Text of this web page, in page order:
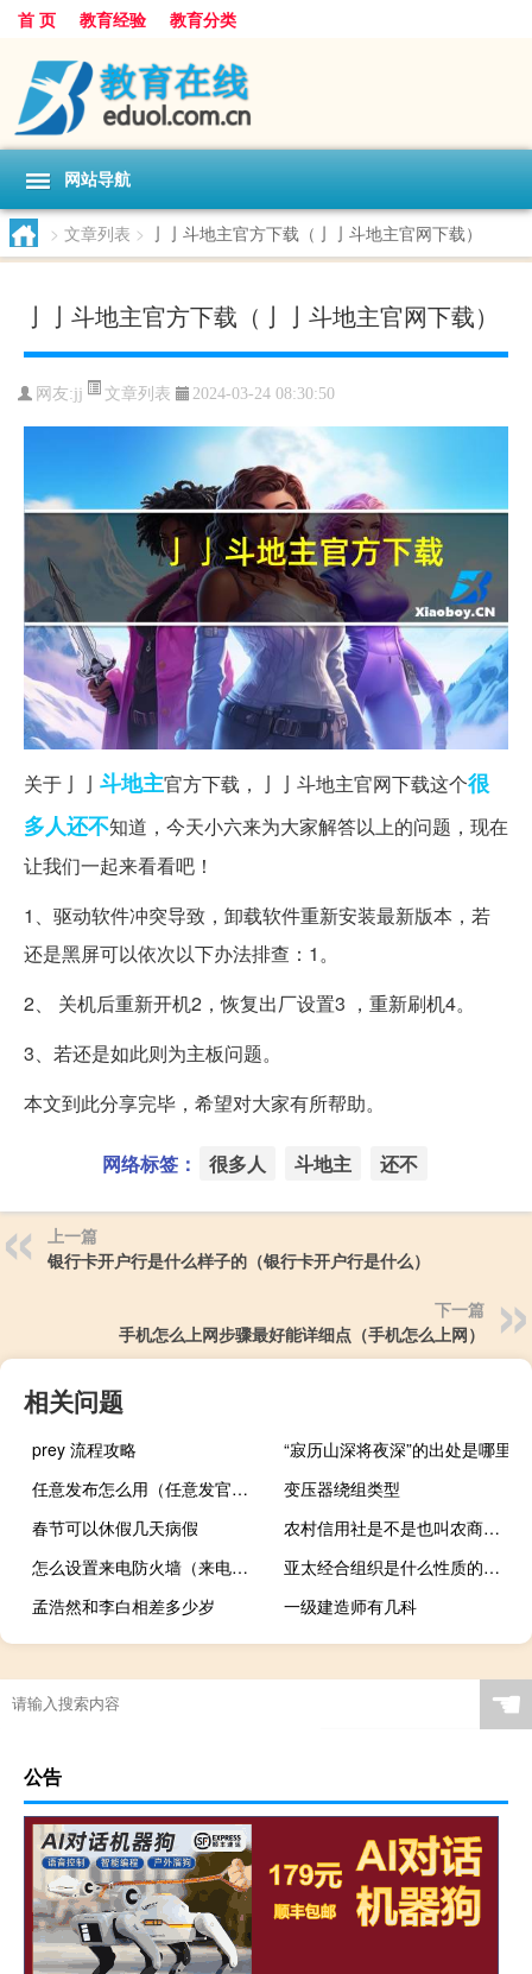
首 页 教育经验 教育分类
网站导航
> 文章列表 > 亅亅斗地主官方下载（亅亅斗地主官网下载）
亅亅斗地主官方下载（亅亅斗地主官网下载）
网友:jj 文章列表 2024-03-24 08:30:50
关于亅亅 斗地主官方下载，亅亅斗地主官网下载这个很
多人还不知道，今天小六来为大家解答以上的问题，现在
让我们一起来看看吧！
1、驱动软件冲突导致，卸载软件重新安装最新版本，若
还是黑屏可以依次以下办法排查：1。
2、 关机后重新开机2，恢复出厂设置3 ，重新刷机4。
3、若还是如此则为主板问题。
本文到此分享完毕，希望对大家有所帮助。
网络标签： 很多人 斗地主 还不
上一篇
银行卡开户行是什么样子的（银行卡开户行是什么）
下一篇
手机怎么上网步骤最好能详细点（手机怎么上网）
相关问题
prey 流程攻略
“寂历山深将夜深”的出处是哪里
任意发布怎么用（任意发官网）
变压器绕组类型
春节可以休假几天病假
农村信用社是不是也叫农商银行？
怎么设置来电防火墙（来电防火墙）
亚太经合组织是什么性质的国际组织（亚太经合组织的性质）
孟浩然和李白相差多少岁
一级建造师有几科
☚
公告